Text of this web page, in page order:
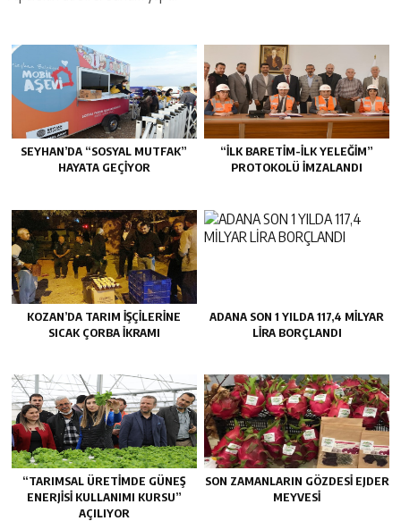
SEYHAN’DA “SOSYAL MUTFAK”
HAYATA GEÇİYOR
“İLK BARETİM-İLK YELEĞİM”
PROTOKOLÜ İMZALANDI
KOZAN’DA TARIM IŞÇILERINE
SICAK ÇORBA IKRAMI
ADANA SON 1 YILDA 117,4 MİLYAR
LİRA BORÇLANDI
“TARIMSAL ÜRETİMDE GÜNEŞ
ENERJİSİ KULLANIMI KURSU”
AÇILIYOR
SON ZAMANLARIN GÖZDESİ EJDER
MEYVESİ